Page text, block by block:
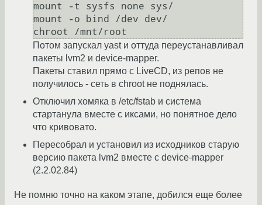
mount -t sysfs none sys/
mount -o bind /dev dev/
chroot /mnt/root
Потом запускал yast и оттуда переустанавливал
пакеты lvm2 и device-mapper.
Пакеты ставил прямо с LiveCD, из репов не
получилось - сеть в chroot не поднялась.
Отключил хомяка в /etc/fstab и система
стартанула вместе с иксами, но понятное дело
что кривовато.
Пересобрал и установил из исходников старую
версию пакета lvm2 вместе с device-mapper
(2.2.02.84)
Не помню точно на каком этапе, добился еще более